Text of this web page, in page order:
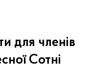
для членів
Сотні